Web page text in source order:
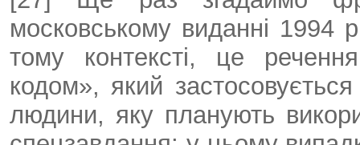
московському виданні 1994
тому контексті, це
кодом», який
людини, яку планують